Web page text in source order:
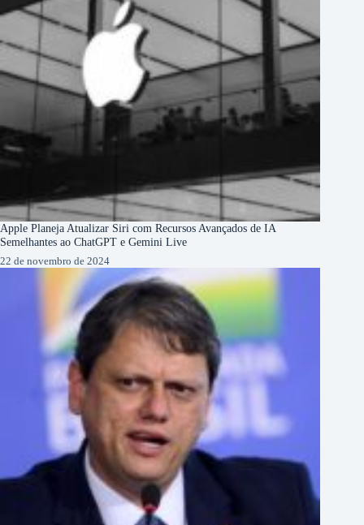
Apple Planeja Atualizar Siri com Recursos Avançados de IA
Semelhantes ao ChatGPT e Gemini Live
22 de novembro de 2024